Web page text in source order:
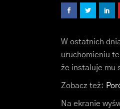
W ostatnich
uruchomieniu
że instaluje mu
Zobacz też:
Na ekranie